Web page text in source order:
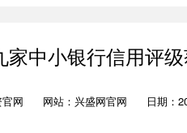
家中小银行信用评
网 网站：兴盛网官网 日期：